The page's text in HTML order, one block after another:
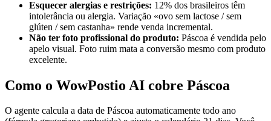
Esquecer alergias e restrições: 12% dos brasileiros têm
intolerância ou alergia. Variação «ovo sem lactose / sem
glúten / sem castanha» rende venda incremental.
Não ter foto profissional do produto: Páscoa é vendida pelo
apelo visual. Foto ruim mata a conversão mesmo com produto
excelente.
Como o WowPostio AI cobre Páscoa
O agente calcula a data de Páscoa automaticamente todo ano